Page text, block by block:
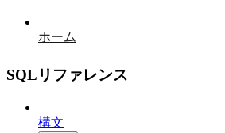
ホーム
SQLリファレンス
構文